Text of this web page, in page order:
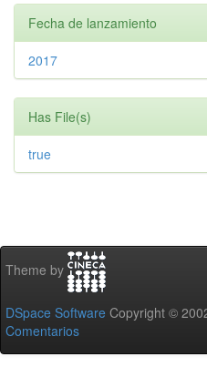
Fecha de lanzamiento
2017
Has File(s)
true
Theme by
DSpace Software Copyright ©
Comentarios